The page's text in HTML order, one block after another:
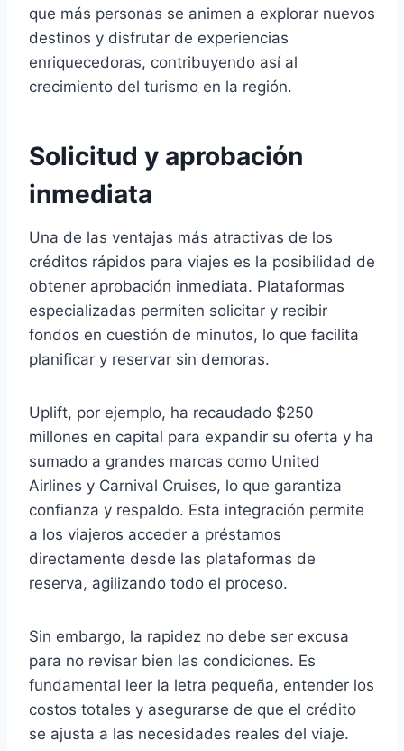
que más personas se animen a explorar nuevos
destinos y disfrutar de experiencias
enriquecedoras, contribuyendo así al
crecimiento del turismo en la región.
Solicitud y aprobación
inmediata
Una de las ventajas más atractivas de los
créditos rápidos para viajes es la posibilidad de
obtener aprobación inmediata. Plataformas
especializadas permiten solicitar y recibir
fondos en cuestión de minutos, lo que facilita
planificar y reservar sin demoras.
Uplift, por ejemplo, ha recaudado $250
millones en capital para expandir su oferta y ha
sumado a grandes marcas como United
Airlines y Carnival Cruises, lo que garantiza
confianza y respaldo. Esta integración permite
a los viajeros acceder a préstamos
directamente desde las plataformas de
reserva, agilizando todo el proceso.
Sin embargo, la rapidez no debe ser excusa
para no revisar bien las condiciones. Es
fundamental leer la letra pequeña, entender los
costos totales y asegurarse de que el crédito
se ajusta a las necesidades reales del viaje.